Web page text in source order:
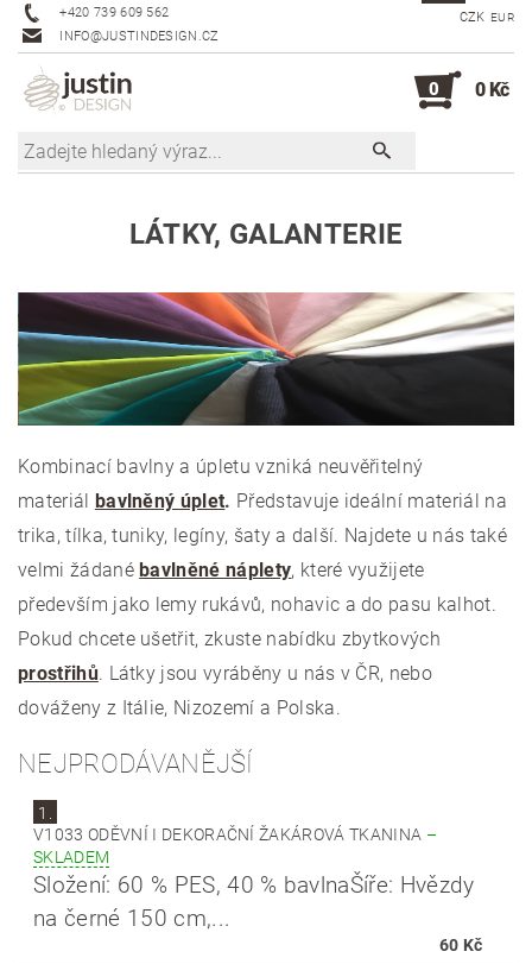
+420 739 609 562
INFO@JUSTINDESIGN.CZ
CZK EUR
0 0 Kč
LÁTKY, GALANTERIE
Kombinací bavlny a úpletu vzniká neuvěřitelný
materiál bavlněný úplet. Představuje ideální materiál na
trika, tílka, tuniky, legíny, šaty a další. Najdete u nás také
velmi žádanébavlněné náplety, které využijete
především jako lemy rukávů, nohavic a do pasu kalhot.
Pokud chcete ušetřit, zkuste nabídku zbytkových
prostřihů. Látky jsou vyráběny u nás v ČR, nebo
dováženy z Itálie, Nizozemí a Polska.
NEJPRODÁVANĚJŠÍ
1.
V1033 ODĚVNÍ I DEKORAČNÍ ŽAKÁROVÁ TKANINA –
SKLADEM
Složení: 60 % PES, 40 % bavlnaŠíře: Hvězdy
na černé 150 cm,...
60 Kč